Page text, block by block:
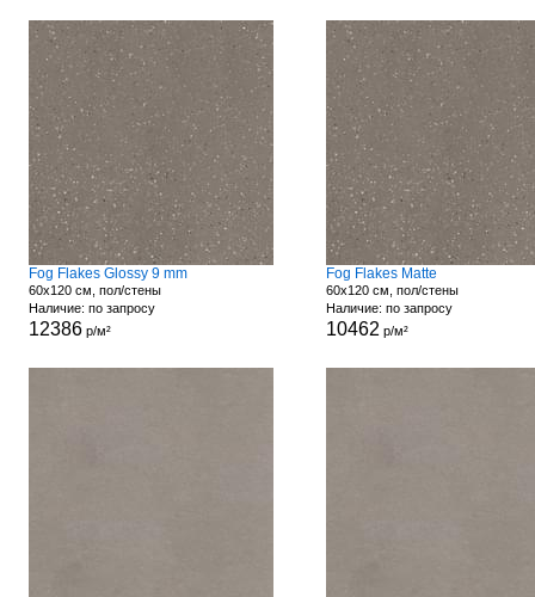
Fog Flakes Glossy 9 mm
60x120 см, пол/стены
Наличие: по запросу
12386р/м²
Fog Flakes Matte
60x120 см, пол/стены
Наличие: по запросу
10462 р/м²